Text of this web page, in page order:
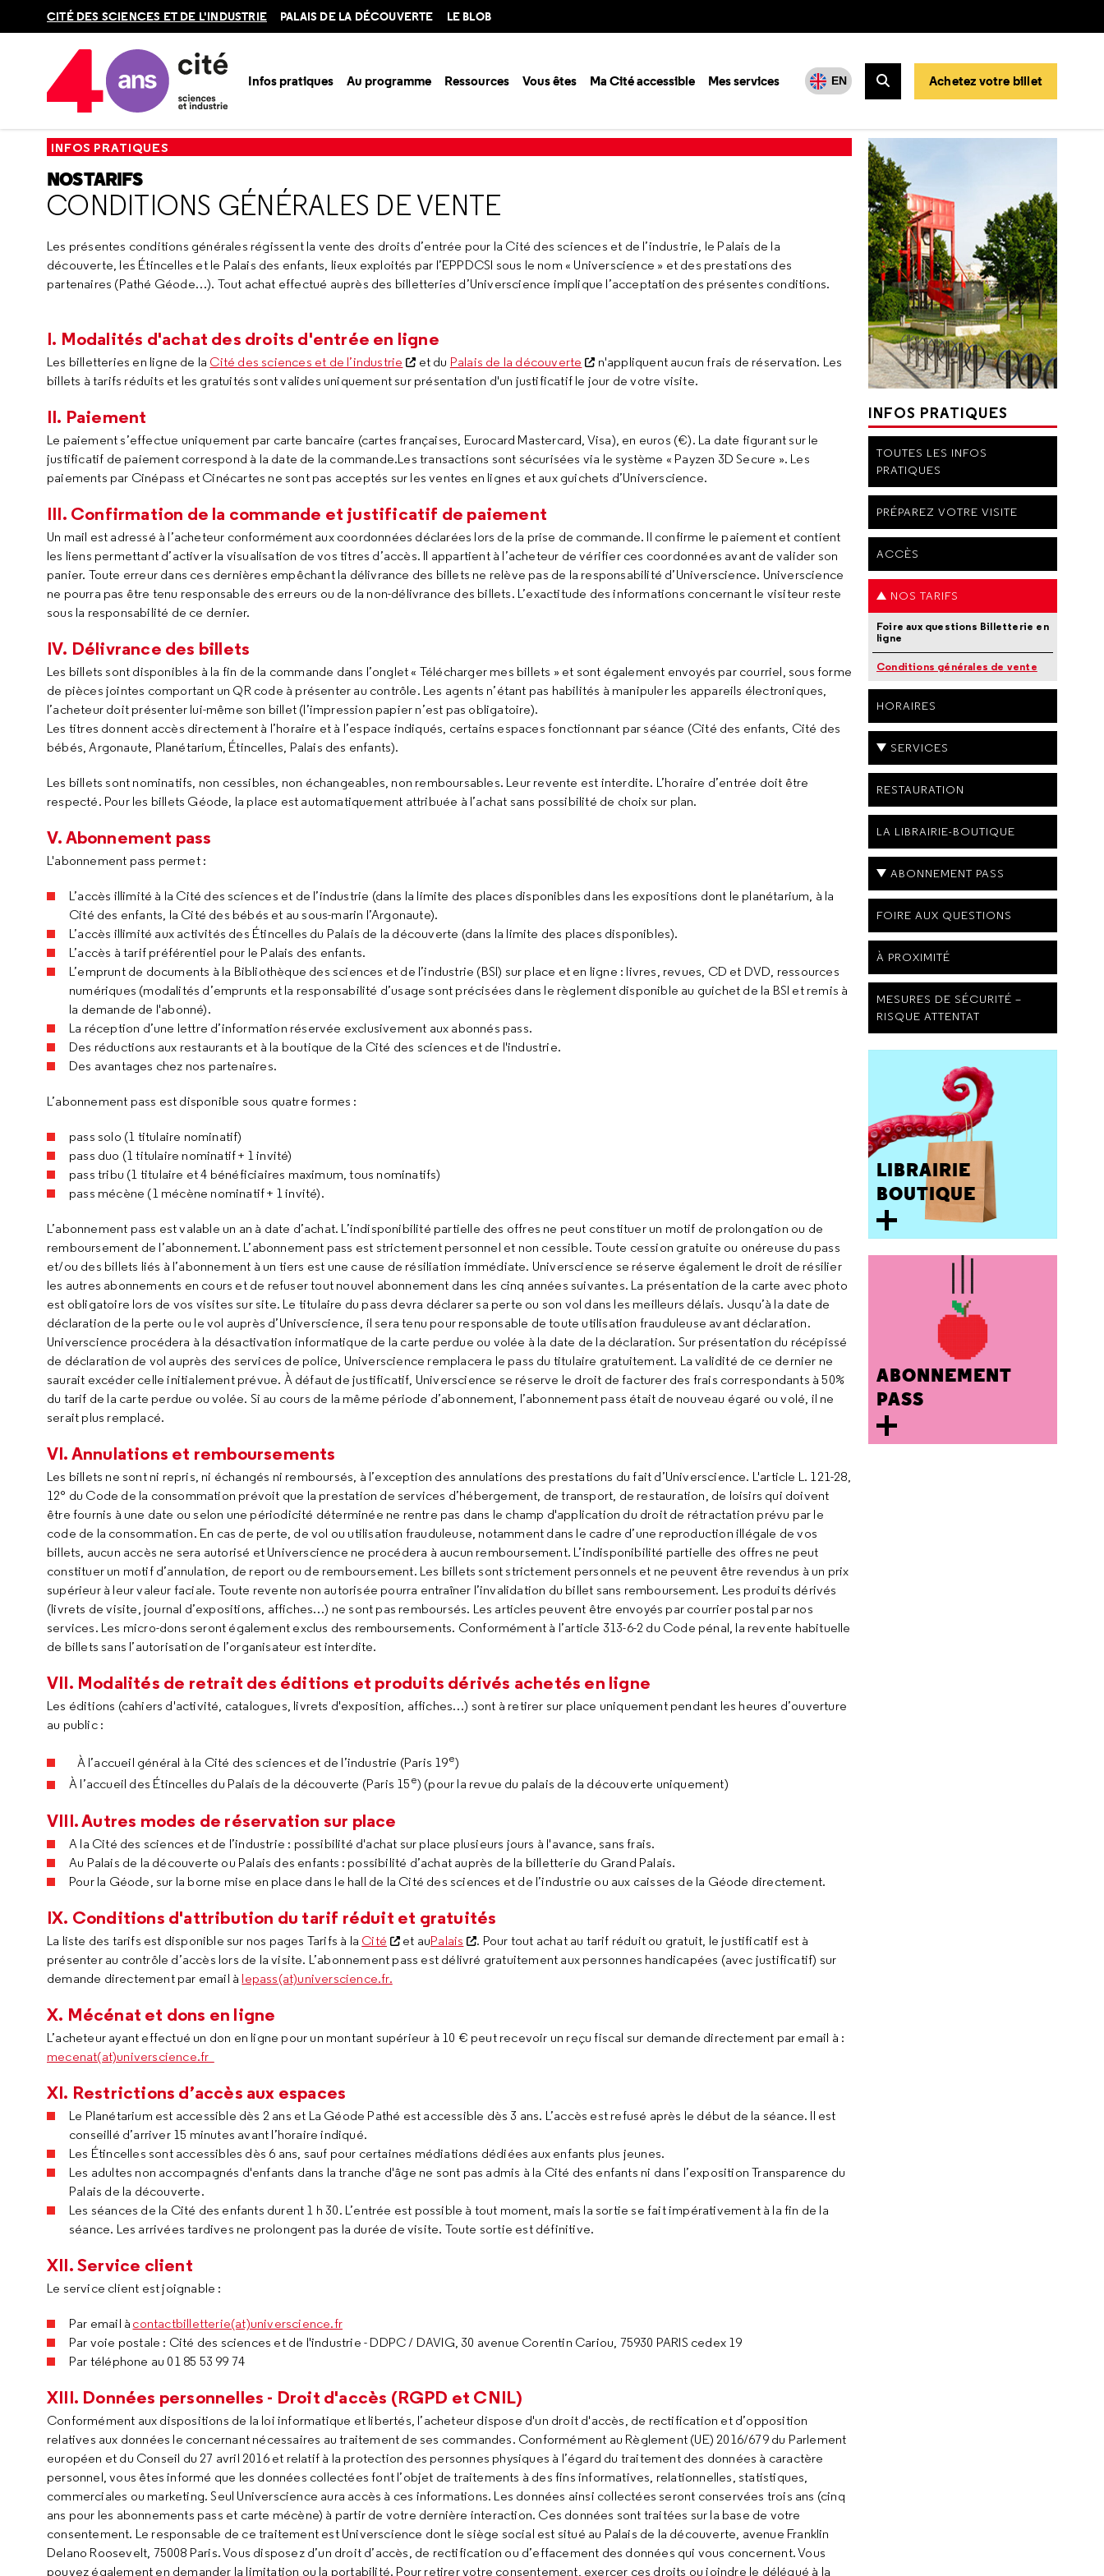
CITÉ DES SCIENCES ET DE L'INDUSTRIE PALAIS DE LA DÉCOUVERTE LE BLOB
Infos pratiques Au programme Ressources Vous êtes Ma Cité accessible Mes services EN
Rechercher
Achetez votre billet
Accueil Infos pratiques
INFOS PRATIQUES
NOS TARIFS
CONDITIONS GÉNÉRALES DE VENTE
Les présentes conditions générales régissent la vente des droits d’entrée pour la Cité des sciences et de l’industrie, le Palais de la
découverte, les Étincelles et le Palais des enfants, lieux exploités par l’EPPDCSI sous le nom « Universcience » et des prestations des
partenaires (Pathé Géode…). Tout achat effectué auprès des billetteries d’Universcience implique l’acceptation des présentes conditions.
I. Modalités d'achat des droits d'entrée en ligne
Les billetteries en ligne de la Cité des sciences et de l’industrie et du Palais de la découverte
n'appliquent aucun frais de réservation. Les
billets à tarifs réduits et les gratuités sont valides uniquement sur présentation d'un justificatif le jour de votre visite.
II. Paiement
Le paiement s’effectue uniquement par carte bancaire (cartes françaises, Eurocard Mastercard, Visa), en euros (€). La date figurant sur le
justificatif de paiement correspond à la date de la commande.Les transactions sont sécurisées via le système « Payzen 3D Secure ». Les
paiements par Cinépass et Cinécartes ne sont pas acceptés sur les ventes en lignes et aux guichets d’Universcience.
III. Confirmation de la commande et justificatif de paiement
Un mail est adressé à l’acheteur conformément aux coordonnées déclarées lors de la prise de commande. Il confirme le paiement et contient
les liens permettant d’activer la visualisation de vos titres d’accès. Il appartient à l’acheteur de vérifier ces coordonnées avant de valider son
panier. Toute erreur dans ces dernières empêchant la délivrance des billets ne relève pas de la responsabilité d’Universcience. Universcience
ne pourra pas être tenu responsable des erreurs ou de la non-délivrance des billets. L’exactitude des informations concernant le visiteur reste
sous la responsabilité de ce dernier.
IV. Délivrance des billets
Les billets sont disponibles à la fin de la commande dans l’onglet « Télécharger mes billets » et sont également envoyés par courriel, sous forme
de pièces jointes comportant un QR code à présenter au contrôle. Les agents n’étant pas habilités à manipuler les appareils électroniques,
l’acheteur doit présenter lui-même son billet (l’impression papier n’est pas obligatoire).
Les titres donnent accès directement à l’horaire et à l’espace indiqués, certains espaces fonctionnant par séance (Cité des enfants, Cité des
bébés, Argonaute, Planétarium, Étincelles, Palais des enfants).
Les billets sont nominatifs, non cessibles, non échangeables, non remboursables. Leur revente est interdite. L’horaire d’entrée doit être
respecté. Pour les billets Géode, la place est automatiquement attribuée à l’achat sans possibilité de choix sur plan.
V. Abonnement pass
L'abonnement pass permet :
L’accès illimité à la Cité des sciences et de l’industrie (dans la limite des places disponibles dans les expositions dont le planétarium, à la
Cité des enfants, la Cité des bébés et au sous-marin l’Argonaute).
L’accès illimité aux activités des Étincelles du Palais de la découverte (dans la limite des places disponibles).
L’accès à tarif préférentiel pour le Palais des enfants.
L’emprunt de documents à la Bibliothèque des sciences et de l’industrie (BSI) sur place et en ligne : livres, revues, CD et DVD, ressources
numériques (modalités d’emprunts et la responsabilité d’usage sont précisées dans le règlement disponible au guichet de la BSI et remis à
la demande de l'abonné).
La réception d’une lettre d’information réservée exclusivement aux abonnés pass.
Des réductions aux restaurants et à la boutique de la Cité des sciences et de l'industrie.
Des avantages chez nos partenaires.
L’abonnement pass est disponible sous quatre formes :
pass solo (1 titulaire nominatif)
pass duo (1 titulaire nominatif + 1 invité)
pass tribu (1 titulaire et 4 bénéficiaires maximum, tous nominatifs)
pass mécène (1 mécène nominatif + 1 invité).
L’abonnement pass est valable un an à date d’achat. L’indisponibilité partielle des offres ne peut constituer un motif de prolongation ou de
remboursement de l’abonnement. L’abonnement pass est strictement personnel et non cessible. Toute cession gratuite ou onéreuse du pass
et/ou des billets liés à l’abonnement à un tiers est une cause de résiliation immédiate. Universcience se réserve également le droit de résilier
les autres abonnements en cours et de refuser tout nouvel abonnement dans les cinq années suivantes. La présentation de la carte avec photo
est obligatoire lors de vos visites sur site. Le titulaire du pass devra déclarer sa perte ou son vol dans les meilleurs délais. Jusqu’à la date de
déclaration de la perte ou le vol auprès d’Universcience, il sera tenu pour responsable de toute utilisation frauduleuse avant déclaration.
Universcience procédera à la désactivation informatique de la carte perdue ou volée à la date de la déclaration. Sur présentation du récépissé
de déclaration de vol auprès des services de police, Universcience remplacera le pass du titulaire gratuitement. La validité de ce dernier ne
saurait excéder celle initialement prévue. À défaut de justificatif, Universcience se réserve le droit de facturer des frais correspondants à 50%
du tarif de la carte perdue ou volée. Si au cours de la même période d’abonnement, l’abonnement pass était de nouveau égaré ou volé, il ne
serait plus remplacé.
VI. Annulations et remboursements
Les billets ne sont ni repris, ni échangés ni remboursés, à l’exception des annulations des prestations du fait d’Universcience. L'article L. 121-28,
12° du Code de la consommation prévoit que la prestation de services d’hébergement, de transport, de restauration, de loisirs qui doivent
être fournis à une date ou selon une périodicité déterminée ne rentre pas dans le champ d'application du droit de rétractation prévu par le
code de la consommation. En cas de perte, de vol ou utilisation frauduleuse, notamment dans le cadre d’une reproduction illégale de vos
billets, aucun accès ne sera autorisé et Universcience ne procédera à aucun remboursement. L’indisponibilité partielle des offres ne peut
constituer un motif d’annulation, de report ou de remboursement. Les billets sont strictement personnels et ne peuvent être revendus à un prix
supérieur à leur valeur faciale. Toute revente non autorisée pourra entraîner l’invalidation du billet sans remboursement. Les produits dérivés
(livrets de visite, journal d’expositions, affiches…) ne sont pas remboursés. Les articles peuvent être envoyés par courrier postal par nos
services. Les micro-dons seront également exclus des remboursements. Conformément à l’article 313-6-2 du Code pénal, la revente habituelle
de billets sans l’autorisation de l’organisateur est interdite.
VII. Modalités de retrait des éditions et produits dérivés achetés en ligne
Les éditions (cahiers d'activité, catalogues, livrets d'exposition, affiches…) sont à retirer sur place uniquement pendant les heures d’ouverture
au public :
À l’accueil général à la Cité des sciences et de l’industrie (Paris 19e)
À l’accueil des Étincelles du Palais de la découverte (Paris 15e) (pour la revue du palais de la découverte uniquement)
VIII. Autres modes de réservation sur place
A la Cité des sciences et de l’industrie : possibilité d'achat sur place plusieurs jours à l'avance, sans frais.
Au Palais de la découverte ou Palais des enfants : possibilité d’achat auprès de la billetterie du Grand Palais.
Pour la Géode, sur la borne mise en place dans le hall de la Cité des sciences et de l’industrie ou aux caisses de la Géode directement.
IX. Conditions d'attribution du tarif réduit et gratuités
La liste des tarifs est disponible sur nos pages Tarifs à la Cité et auPalais
. Pour tout achat au tarif réduit ou gratuit, le justificatif est à
présenter au contrôle d’accès lors de la visite. L’abonnement pass est délivré gratuitement aux personnes handicapées (avec justificatif) sur
demande directement par email à lepass(at)universcience.fr.
X. Mécénat et dons en ligne
L’acheteur ayant effectué un don en ligne pour un montant supérieur à 10 € peut recevoir un reçu fiscal sur demande directement par email à :
mecenat(at)universcience.fr
XI. Restrictions d’accès aux espaces
Le Planétarium est accessible dès 2 ans et La Géode Pathé est accessible dès 3 ans. L’accès est refusé après le début de la séance. Il est
conseillé d’arriver 15 minutes avant l’horaire indiqué.
Les Étincelles sont accessibles dès 6 ans, sauf pour certaines médiations dédiées aux enfants plus jeunes.
Les adultes non accompagnés d'enfants dans la tranche d'âge ne sont pas admis à la Cité des enfants ni dans l’exposition Transparence du
Palais de la découverte.
Les séances de la Cité des enfants durent 1 h 30. L’entrée est possible à tout moment, mais la sortie se fait impérativement à la fin de la
séance. Les arrivées tardives ne prolongent pas la durée de visite. Toute sortie est définitive.
XII. Service client
Le service client est joignable :
Par email à contactbilletterie(at)universcience.fr
Par voie postale : Cité des sciences et de l'industrie - DDPC / DAVIG, 30 avenue Corentin Cariou, 75930 PARIS cedex 19
Par téléphone au 01 85 53 99 74
XIII. Données personnelles - Droit d'accès (RGPD et CNIL)
Conformément aux dispositions de la loi informatique et libertés, l’acheteur dispose d'un droit d'accès, de rectification et d’opposition
relatives aux données le concernant nécessaires au traitement de ses commandes. Conformément au Règlement (UE) 2016/679 du Parlement
européen et du Conseil du 27 avril 2016 et relatif à la protection des personnes physiques à l’égard du traitement des données à caractère
personnel, vous êtes informé que les données collectées font l’objet de traitements à des fins informatives, relationnelles, statistiques,
commerciales ou marketing. Seul Universcience aura accès à ces informations. Les données ainsi collectées seront conservées trois ans (cinq
ans pour les abonnements pass et carte mécène) à partir de votre dernière interaction. Ces données sont traitées sur la base de votre
consentement. Le responsable de ce traitement est Universcience dont le siège social est situé au Palais de la découverte, avenue Franklin
Delano Roosevelt, 75008 Paris. Vous disposez d’un droit d’accès, de rectification ou d’effacement des données qui vous concernent. Vous
pouvez également en demander la limitation ou la portabilité. Pour retirer votre consentement, exercer ces droits ou joindre le délégué à la
INFOS PRATIQUES
TOUTES LES INFOS
PRATIQUES
PRÉPAREZ VOTRE VISITE
ACCÈS
NOS TARIFS
Foire aux questions Billetterie en
ligne
Conditions générales de vente
HORAIRES
SERVICES
RESTAURATION
LA LIBRAIRIE-BOUTIQUE
ABONNEMENT PASS
FOIRE AUX QUESTIONS
À PROXIMITÉ
MESURES DE SÉCURITÉ –
RISQUE ATTENTAT
LIBRAIRIE
BOUTIQUE
ABONNEMENT
PASS